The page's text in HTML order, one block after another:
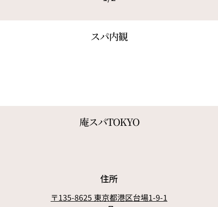
スパ内観
庵スパTOKYO
住所